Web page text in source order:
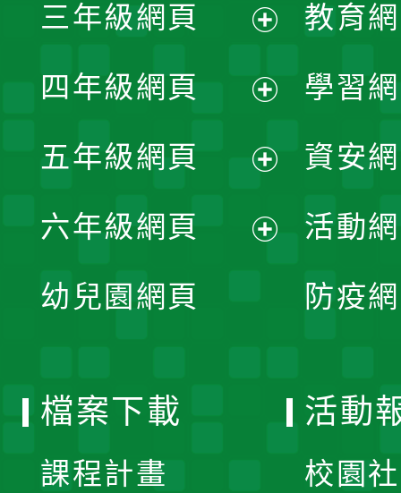
選
單
開
選
單
三年級網頁
開
選
單
四年級網頁
開
選
五年級網頁
開
六年級網頁
幼兒園網頁
教育
學習
資安
活動
防疫
檔案下載
課程計畫
活動
校園